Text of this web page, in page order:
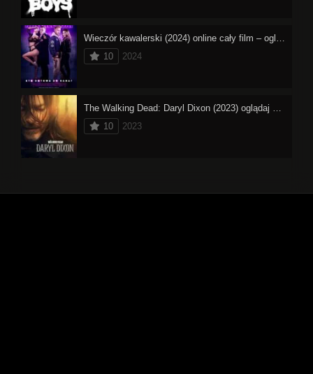
Wieczór kawalerski (2024) online cały film – oglądaj
10
2024
The Walking Dead: Daryl Dixon (2023) oglądaj online
10
2023